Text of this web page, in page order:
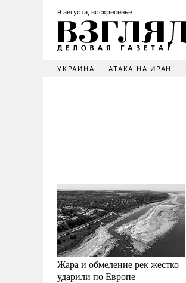
9 августа, воскресенье
УКРАИНА АТАКА НА ИРАН
Жара и обмеление рек жестко
ударили по Европе